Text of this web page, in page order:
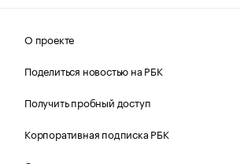
О проекте
Поделиться новостью на РБК
Получить пробный доступ
Корпоративная подписка РБК